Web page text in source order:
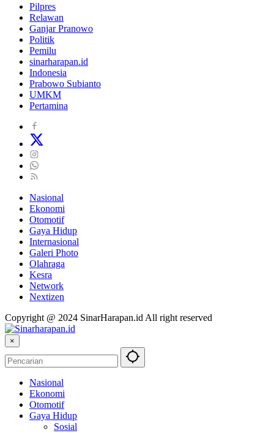
Pilpres
Relawan
Ganjar Pranowo
Politik
Pemilu
sinarharapan.id
Indonesia
Prabowo Subianto
UMKM
Pertamina
Nasional
Ekonomi
Otomotif
Gaya Hidup
Internasional
Galeri Photo
Olahraga
Kesra
Network
Nextizen
Copyright @ 2024 SinarHarapan.id All right reserved
×
Nasional
Ekonomi
Otomotif
Gaya Hidup
Sosial